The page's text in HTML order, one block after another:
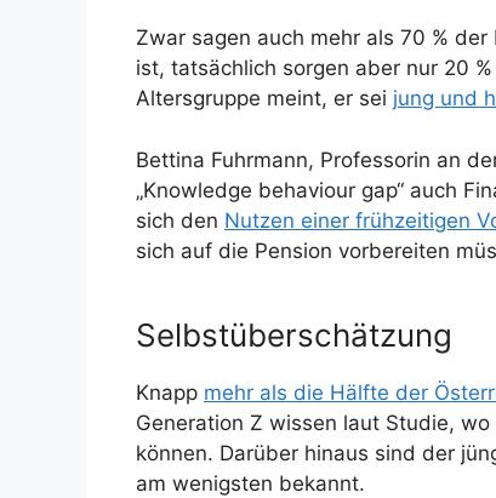
Zwar sagen auch mehr als 70 %
ist, tatsächlich sorgen aber nur 20
Altersgruppe meint, er sei jung und
Bettina Fuhrmann, Professorin an
„Knowledge behaviour gap“ auch
sich den Nutzen einer frühzeitigen
sich auf die Pension vorbereiten
Selbstüberschätzung
Knapp mehr als die Hälfte der
Generation Z wissen laut Studie,
können. Darüber hinaus sind der
am wenigsten bekannt.